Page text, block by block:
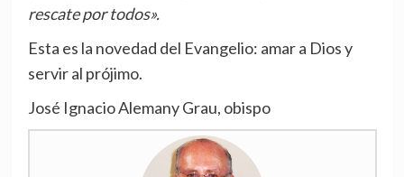
rescate por todos».
Esta es la novedad del Evangelio: amar a Dios y
servir al prójimo.
José Ignacio Alemany Grau, obispo